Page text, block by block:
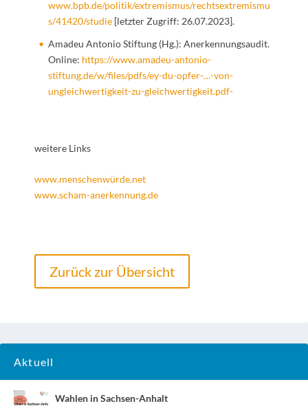
www.bpb.de/politik/extremismus/rechtsextremismu
s/41420/studie [letzter Zugriff: 26.07.2023].
Amadeu Antonio Stiftung (Hg.): Anerkennungsaudit.
Online: https://www.amadeu-antonio-
stiftung.de/w/files/pdfs/ey-du-opfer-…-von-
ungleichwertigkeit-zu-gleichwertigkeit.pdf-
weitere Links
www.menschenwürde.net
www.scham-anerkennung.de
Zurück zur Übersicht
Aktuell
Wahlen in Sachsen-Anhalt